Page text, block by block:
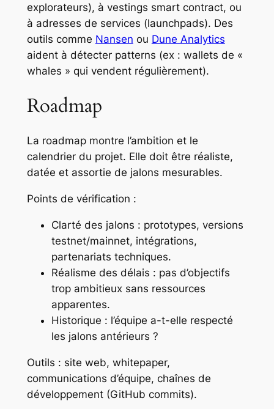
explorateurs), à vestings smart contract, ou
à adresses de services (launchpads). Des
outils comme Nansen ou Dune Analytics
aident à détecter patterns (ex : wallets de «
whales » qui vendent régulièrement).
Roadmap
La roadmap montre l’ambition et le
calendrier du projet. Elle doit être réaliste,
datée et assortie de jalons mesurables.
Points de vérification :
Clarté des jalons : prototypes, versions
testnet/mainnet, intégrations,
partenariats techniques.
Réalisme des délais : pas d’objectifs
trop ambitieux sans ressources
apparentes.
Historique : l’équipe a-t-elle respecté
les jalons antérieurs ?
Outils : site web, whitepaper,
communications d’équipe, chaînes de
développement (GitHub commits).